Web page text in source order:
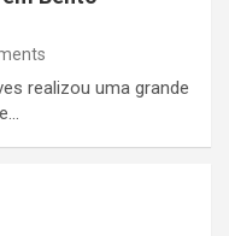
realizou uma grande